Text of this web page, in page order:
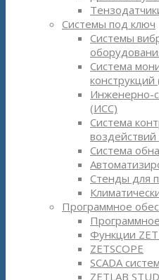
Системы под ключ
Системы
Система
Инженерно-
(ИСС)
Система
Система
Стенды для
Программное
Функции
ZETSCOPE
SCADA
ZETLAB